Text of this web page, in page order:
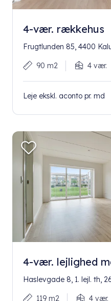
4-vær. rækkehus
Frugtlunden 85, 4400
90 m2 4 vær.
Leje ekskl. aconto pr. md
4-vær. lejlighed
Haslevgade 8, 1. lejl. th,
119 m2 4 vær.